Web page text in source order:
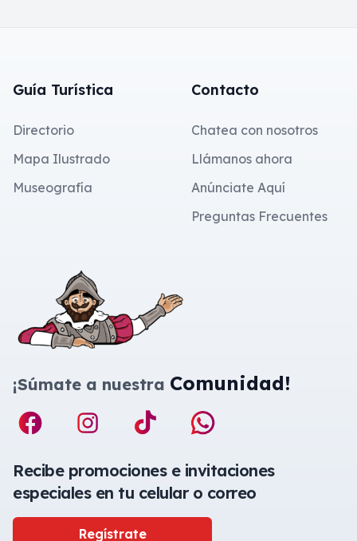
Guía Turística
Directorio
Mapa Ilustrado
Museografía
Contacto
Chatea con nosotros
Llámanos ahora
Anúnciate Aquí
Preguntas Frecuentes
¡Súmate a nuestra Comunidad!
Recibe promociones e invitaciones
especiales en tu celular o correo
Regístrate